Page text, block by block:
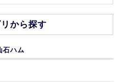
から探す
石ハム